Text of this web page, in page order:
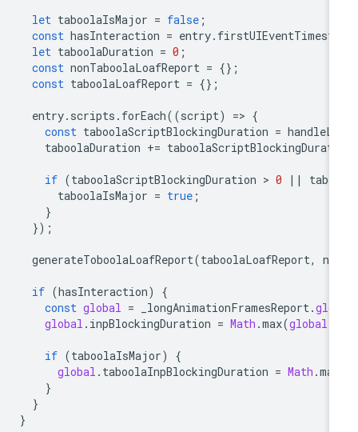
let taboolaIsMajor = false
const hasInteraction = entry.
let taboolaDuration =
const nonTaboolaLoafReport =
const taboolaLoafReport =
entry.scripts.forEach((script) =
const taboolaScriptBlockingDuration =
taboolaDuration +=
if (taboolaScriptBlockingDuration > 0 ||
taboolaIsMajor
= true
generateToboolaLoafReport(taboolaLoafReport
if (hasInteraction
const global = _longAnimationFramesReport.
global.inpBlockingDuration = Math.max(global
if (taboolaIsMajor
global.taboolaInpBlockingDuration = Math